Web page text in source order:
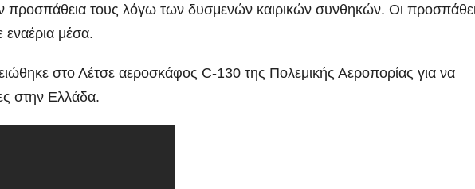
προσπάθεια τους λόγω των δυσμενών καιρικών συνθηκών. Οι
εναέρια μέσα.
στο Λέτσε αεροσκάφος C-130 της Πολεμικής Αεροπορίας για να
στην Ελλάδα.